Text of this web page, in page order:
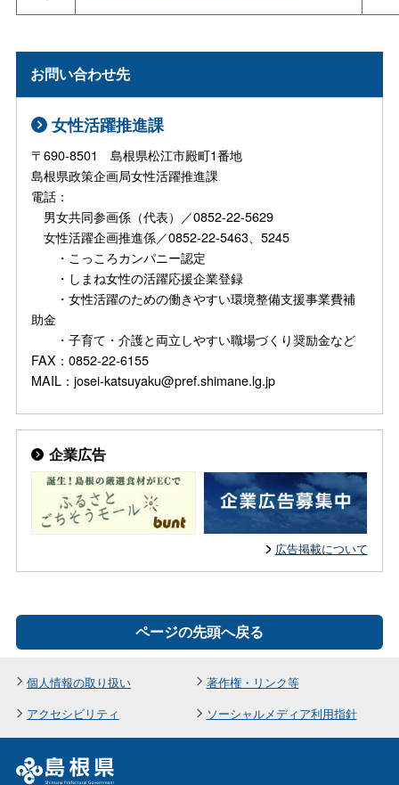
お問い合わせ先
女性活躍推進課
〒690-8501 島根県松江市殿町1番地
島根県政策企画局女性活躍推進課
電話：
男女共同参画係（代表）／0852-22-5629
女性活躍企画推進係／0852-22-5463、5245
・こっころカンパニー認定
・しまね女性の活躍応援企業登録
・女性活躍のための働きやすい環境整備支援事業費補
助金
・子育て・介護と両立しやすい職場づくり奨励金など
FAX：0852-22-6155
MAIL：josei-katsuyaku@pref.shimane.lg.jp
企業広告
広告掲載について
ページの先頭へ戻る
個人情報の取り扱い
著作権・リンク等
アクセシビリティ
ソーシャルメディア利用指針